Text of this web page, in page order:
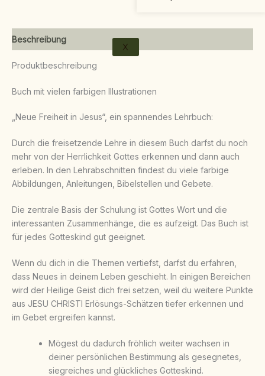
X
Beschreibung
Produktbeschreibung
Buch mit vielen farbigen Illustrationen
„Neue Freiheit in Jesus“, ein spannendes Lehrbuch:
Durch die freisetzende Lehre in diesem Buch darfst du noch
mehr von der Herrlichkeit Gottes erkennen und dann auch
erleben. In den Lehrabschnitten findest du viele farbige
Abbildungen, Anleitungen, Bibelstellen und Gebete.
Die zentrale Basis der Schulung ist Gottes Wort und die
interessanten Zusammenhänge, die es aufzeigt. Das Buch ist
für jedes Gotteskind gut geeignet.
Wenn du dich in die Themen vertiefst, darfst du erfahren,
dass Neues in deinem Leben geschieht. In einigen Bereichen
wird der Heilige Geist dich frei setzen, weil du weitere Punkte
aus JESU CHRISTI Erlösungs-Schätzen tiefer erkennen und
im Gebet ergreifen kannst.
Mögest du dadurch fröhlich weiter wachsen in
deiner persönlichen Bestimmung als gesegnetes,
siegreiches und glückliches Gotteskind.